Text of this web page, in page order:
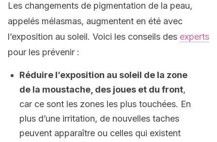
Les changements de pigmentation de la peau,
appelés mélasmas, augmentent en été avec
l’exposition au soleil. Voici les conseils des experts
pour les prévenir :
Réduire l’exposition au soleil de la zone
de la moustache, des joues et du front,
car ce sont les zones les plus touchées. En
plus d’une irritation, de nouvelles taches
peuvent apparaître ou celles qui existent